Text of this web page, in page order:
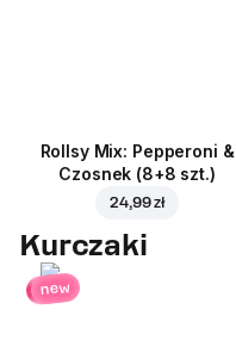
Rollsy Mix: Pepperoni &
Czosnek (8+8 szt.)
24,99 zł
Kurczaki
new